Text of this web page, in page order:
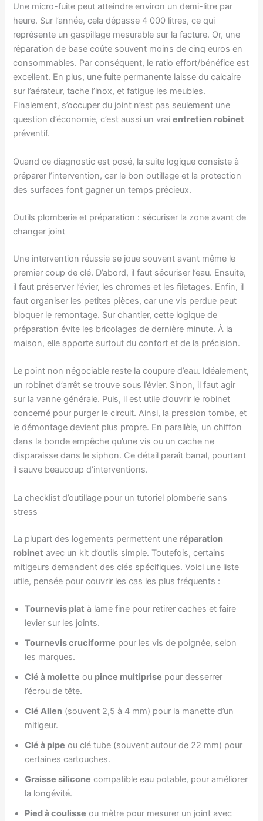
Une micro-fuite peut atteindre environ un demi-litre par
heure. Sur l’année, cela dépasse 4 000 litres, ce qui
représente un gaspillage mesurable sur la facture. Or, une
réparation de base coûte souvent moins de cinq euros en
consommables. Par conséquent, le ratio effort/bénéfice est
excellent. En plus, une fuite permanente laisse du calcaire
sur l’aérateur, tache l’inox, et fatigue les meubles.
Finalement, s’occuper du joint n’est pas seulement une
question d’économie, c’est aussi un vraientretien robinet
préventif.
Quand ce diagnostic est posé, la suite logique consiste à
préparer l’intervention, car le bon outillage et la protection
des surfaces font gagner un temps précieux.
Outils plomberie et préparation : sécuriser la zone avant de
changer joint
Une intervention réussie se joue souvent avant même le
premier coup de clé. D’abord, il faut sécuriser l’eau. Ensuite,
il faut préserver l’évier, les chromes et les filetages. Enfin, il
faut organiser les petites pièces, car une vis perdue peut
bloquer le remontage. Sur chantier, cette logique de
préparation évite les bricolages de dernière minute. À la
maison, elle apporte surtout du confort et de la précision.
Le point non négociable reste la coupure d’eau. Idéalement,
un robinet d’arrêt se trouve sous l’évier. Sinon, il faut agir
sur la vanne générale. Puis, il est utile d’ouvrir le robinet
concerné pour purger le circuit. Ainsi, la pression tombe, et
le démontage devient plus propre. En parallèle, un chiffon
dans la bonde empêche qu’une vis ou un cache ne
disparaisse dans le siphon. Ce détail paraît banal, pourtant
il sauve beaucoup d’interventions.
La checklist d’outillage pour un tutoriel plomberie sans
stress
La plupart des logements permettent une réparation
robinet avec un kit d’outils simple. Toutefois, certains
mitigeurs demandent des clés spécifiques. Voici une liste
utile, pensée pour couvrir les cas les plus fréquents :
Tournevis plat à lame fine pour retirer caches et faire
levier sur les joints.
Tournevis cruciforme pour les vis de poignée, selon
les marques.
Clé à molette ou pince multiprise pour desserrer
l’écrou de tête.
Clé Allen (souvent 2,5 à 4 mm) pour la manette d’un
mitigeur.
Clé à pipe ou clé tube (souvent autour de 22 mm) pour
certaines cartouches.
Graisse silicone compatible eau potable, pour améliorer
la longévité.
Pied à coulisse ou mètre pour mesurer un joint avec